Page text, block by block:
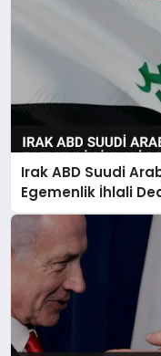
Irak ABD Suudi
Egemenlik İhlali